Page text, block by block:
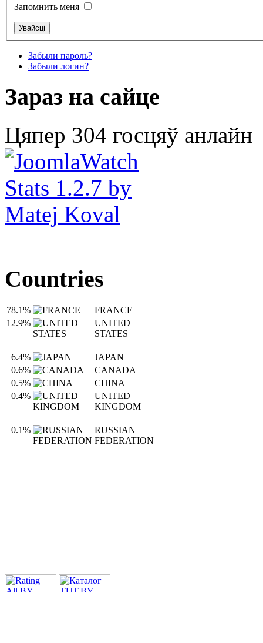
Запомнить меня
Забыли пароль?
Забыли логин?
Зараз на сайце
Цяпер 304 госцяў анлайн
Countries
78.1%
FRANCE
12.9%
UNITED
STATES
6.4%
JAPAN
0.6%
CANADA
0.5%
CHINA
0.4%
UNITED
KINGDOM
0.1%
RUSSIAN
FEDERATION